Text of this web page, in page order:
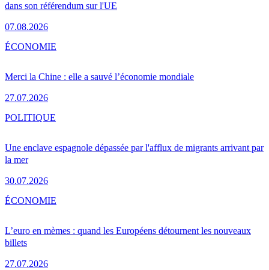
dans son référendum sur l'UE
07.08.2026
Merci la Chine : elle a sauvé l’économie mondiale
27.07.2026
ÉCONOMIE
Une enclave espagnole dépassée par l'afflux de migrants arrivant par
la mer
30.07.2026
POLITIQUE
L’euro en mèmes : quand les Européens détournent les nouveaux
billets
27.07.2026
ÉCONOMIE